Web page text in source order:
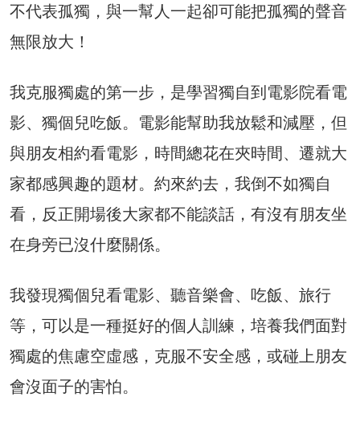
不代表孤獨，與一幫人一起卻可能把孤獨的聲音
無限放大！
我克服獨處的第一步，是學習獨自到電影院看電
影、獨個兒吃飯。電影能幫助我放鬆和減壓，但
與朋友相約看電影，時間總花在夾時間、遷就大
家都感興趣的題材。約來約去，我倒不如獨自
看，反正開場後大家都不能談話，有沒有朋友坐
在身旁已沒什麼關係。
我發現獨個兒看電影、聽音樂會、吃飯、旅行
等，可以是一種挺好的個人訓練，培養我們面對
獨處的焦慮空虛感，克服不安全感，或碰上朋友
會沒面子的害怕。